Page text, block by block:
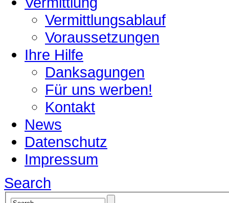
Vermittlungsablauf
Voraussetzungen
Ihre Hilfe
Danksagungen
Für uns werben!
Kontakt
News
Datenschutz
Impressum
Search